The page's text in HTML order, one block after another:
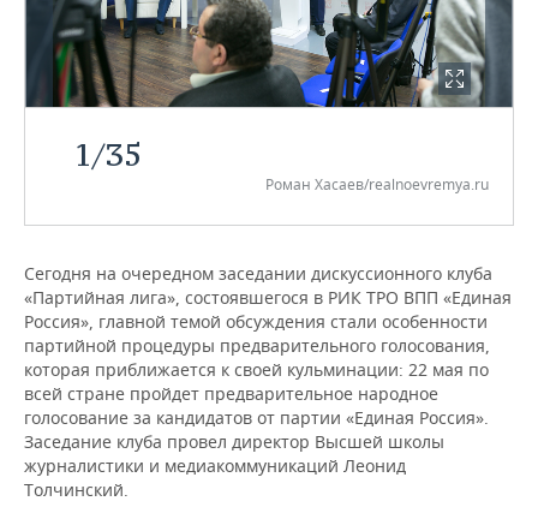
НЕФТЕХИМИЯ
НЕФТЬ
ЭНЕРГЕТИКА
РОЗНИЧНАЯ ТОРГОВЛЯ
ТРАНСПОРТ
УСЛУГИ
НОВОСТИ ТЕХНОЛОГИЙ
IT
МЕДИА
МЕРОПРИЯТИЯ
НОВОСТИ МЕРОПРИЯТИЙ
ВЫЕЗДНАЯ РЕДАКЦИЯ
ONLINE-КОНФЕРЕНЦИИ
ОТКРЫТАЯ ЛЕКЦИЯ
СПОРТ
НОВОСТИ СПОРТА
ХОККЕЙ
БАСКЕТБОЛ
ВОЛЕЙБОЛ
КИБЕРСПОРТ
ФИГУРНОЕ КАТАНИЕ
ОБЩЕСТВО
ВЛАСТЬ
ИНФРАСТРУКТУРА
ИСТОРИЯ
КУЛЬТУРА
МЕДИЦИНА
СЮЖЕТЫ
СПРАВОЧНИК
СПИСОК ПЕРСОН
СПИСОК КОМПАНИЙ
ПОЛНАЯ ВЕРСИЯ
1/35
Роман Хасаев/realnoevremya.ru
Сегодня на очередном заседании дискуссионного клуба
«Партийная лига», состоявшегося в РИК ТРО ВПП «Единая
Россия», главной темой обсуждения стали особенности
партийной процедуры предварительного голосования,
которая приближается к своей кульминации: 22 мая по
всей стране пройдет предварительное народное
голосование за кандидатов от партии «Единая Россия».
Заседание клуба провел директор Высшей школы
журналистики и медиакоммуникаций Леонид
Толчинский.